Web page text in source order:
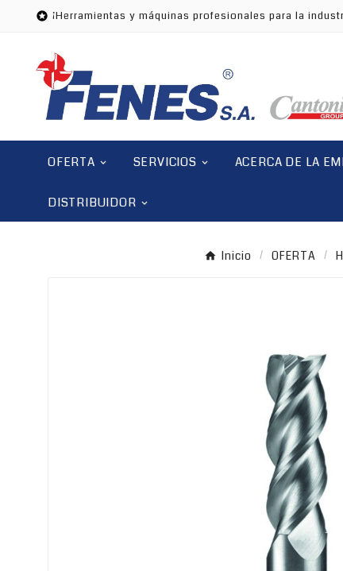
 ¡Herramientas y máquinas profesionales para la
OFERTA SERVICIOS ACERCA DE LA
DISTRIBUIDOR
Inicio OFERTA